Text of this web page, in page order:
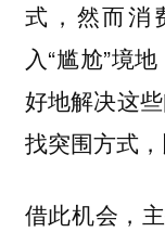
式，然而消
入“尴尬”境
好地解决这
找突围方式，
借此机会，